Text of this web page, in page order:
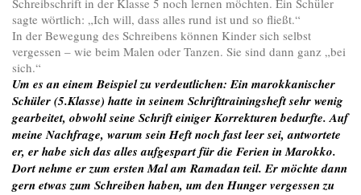
sagte wörtlich: „Ich will, dass alles rund ist und so fließt.“
In der Bewegung des Schreibens können Kinder sich selbst
vergessen – wie beim Malen oder Tanzen. Sie sind dann ganz „bei
sich.“
Um es an einem Beispiel zu verdeutlichen: Ein marokkanischer
Schüler (5.Klasse) hatte in seinem Schrifttrainingsheft sehr wenig
gearbeitet, obwohl seine Schrift einiger Korrekturen bedurfte. Auf
meine Nachfrage, warum sein Heft noch fast leer sei, antwortete
er, er habe sich das alles aufgespart für die Ferien in Marokko.
Dort nehme er zum ersten Mal am Ramadan teil. Er möchte dann
gern etwas zum Schreiben haben, um den Hunger vergessen zu